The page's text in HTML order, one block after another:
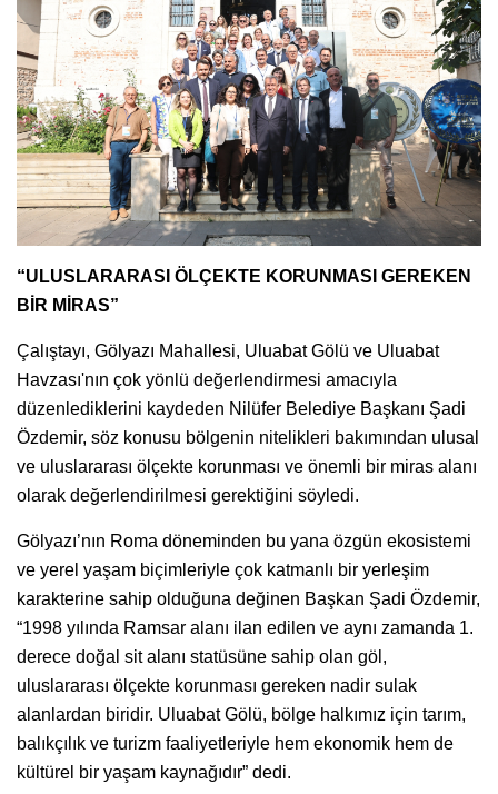
“ULUSLARARASI ÖLÇEKTE KORUNMASI GEREKEN
BİR MİRAS”
Çalıştayı, Gölyazı Mahallesi, Uluabat Gölü ve Uluabat
Havzası'nın çok yönlü değerlendirmesi amacıyla
düzenlediklerini kaydeden Nilüfer Belediye Başkanı Şadi
Özdemir, söz konusu bölgenin nitelikleri bakımından ulusal
ve uluslararası ölçekte korunması ve önemli bir miras alanı
olarak değerlendirilmesi gerektiğini söyledi.
Gölyazı’nın Roma döneminden bu yana özgün ekosistemi
ve yerel yaşam biçimleriyle çok katmanlı bir yerleşim
karakterine sahip olduğuna değinen Başkan Şadi Özdemir,
“1998 yılında Ramsar alanı ilan edilen ve aynı zamanda 1.
derece doğal sit alanı statüsüne sahip olan göl,
uluslararası ölçekte korunması gereken nadir sulak
alanlardan biridir. Uluabat Gölü, bölge halkımız için tarım,
balıkçılık ve turizm faaliyetleriyle hem ekonomik hem de
kültürel bir yaşam kaynağıdır” dedi.